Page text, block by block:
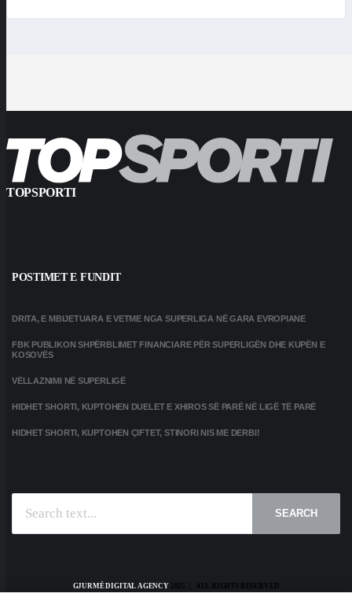
TOPSPORTI
POSTIMET E FUNDIT
DRITA, E MBIJETUARA E VETME NGA SUPERLIGA NË GARA EVROPIANE
FBK PUBLIKON SHPËRBLIMET FINANCIARE PËR SUPERLIGËN DHE KUPËN E
KOSOVËS
VËLLAZNIMI NË SUPERLIGË
HIDHET SHORTI, KUPTOHEN DUELET E XHIROS SË PARË NË LIGË TË PARË
HIDHET SHORTI, KUPTOHEN ÇIFTET, STINORI NIS ME DERBI!
SEARCH
GJURMË DIGITAL AGENCY2025 | ALL RIGHTS RESERVED